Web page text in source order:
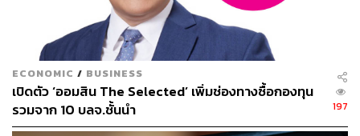
ECONOMIC / BUSINESS
เปิดตัว ‘ออมสิน The Selected’ เพิ่มช่องทางซื้อกองทุน
รวมจาก 10 บลจ.ชั้นนำ
197